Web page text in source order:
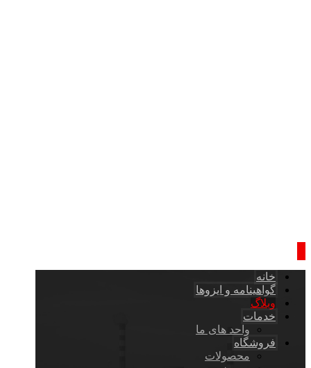
خانه
گواهینامه و ایزوها
وبلاگ
خدمات
واحد های ما
فروشگاه
محصولات